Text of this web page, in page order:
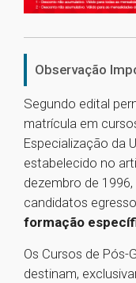
Observação
Segundo edital
matrícula em
Especialização da
estabelecido no
dezembro de
candidatos
formação
Os Cursos de Pós-
destinam,